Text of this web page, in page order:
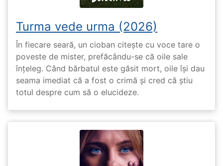
Turma vede urma (2026)
În fiecare seară, un cioban citește cu voce tare o
poveste de mister, prefăcându-se că oile sale
înțeleg. Când bărbatul este găsit mort, oile își dau
seama imediat că a fost o crimă și cred că știu
totul despre cum să o elucideze.